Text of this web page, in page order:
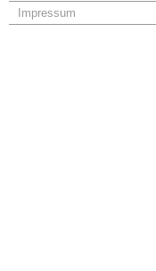
Impressum